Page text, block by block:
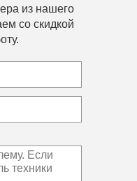
из нашего
со скидкой